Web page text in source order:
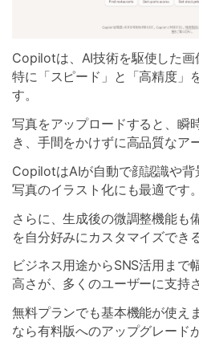
Copilotは、AI技術を駆使した画
特に「スピード」と「高精度」
す。
写真をアップロードすると、瞬
き、手間をかけずに高品質なア
CopilotはAIが自動で顔認識や背
写真のイラスト化にも最適です。
さらに、生成後の微調整機能も
を自分好みにカスタマイズでき
ビジネス用途からSNS活用まで
高さが、多くのユーザーに支持
無料プランでも基本機能が使え
なら有料版へのアップグレード